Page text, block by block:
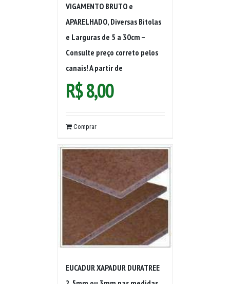
VIGAMENTO BRUTO e
APARELHADO, Diversas Bitolas
e Larguras de 5 a 30cm –
Consulte preço correto pelos
canais! A partir de
R$8,00
Comprar
EUCADUR XAPADUR DURATREE